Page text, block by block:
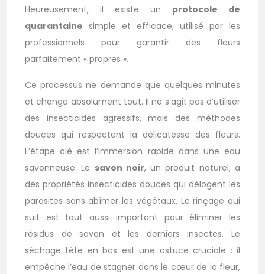
Heureusement, il existe un protocole de
quarantaine simple et efficace, utilisé par les
professionnels pour garantir des fleurs
parfaitement « propres ».
Ce processus ne demande que quelques minutes
et change absolument tout. Il ne s’agit pas d’utiliser
des insecticides agressifs, mais des méthodes
douces qui respectent la délicatesse des fleurs.
L’étape clé est l’immersion rapide dans une eau
savonneuse. Le savon noir, un produit naturel, a
des propriétés insecticides douces qui délogent les
parasites sans abîmer les végétaux. Le rinçage qui
suit est tout aussi important pour éliminer les
résidus de savon et les derniers insectes. Le
séchage tête en bas est une astuce cruciale : il
empêche l’eau de stagner dans le cœur de la fleur,